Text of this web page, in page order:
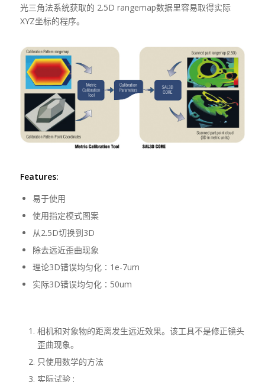
光三角法系统获取的 2.5D rangemap数据里容易取得实际
XYZ坐标的程序。
Features:
易于使用
使用指定模式图案
从2.5D切换到3D
除去远近歪曲现象
理论3D错误均匀化∶1e-7um
实际3D错误均匀化∶50um
相机和对象物的距离发生远近效果。该工具不是修正镜头
歪曲现象。
只使用数学的方法
实际试验 :